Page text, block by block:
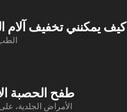
كيف يمكنني تخفيف آلام
طفح الحصبة
الأمراض الجلدية،